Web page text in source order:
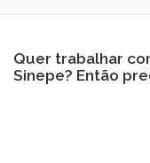
Quer trabalhar
Sinepe? Então